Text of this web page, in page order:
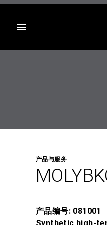
产品与服务
产品编号: 081001